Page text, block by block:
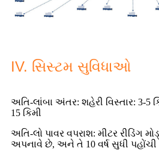
IV. સિસ્ટમ સુવિધાઓ
અતિ-લાંબા અંતર: શહેરી વિસ્તાર: 3-5
15 કિમી
અતિ-લો પાવર વપરાશ: મીટર રીડિંગ
અપનાવે છે, અને તે 10 વર્ષ સુધી